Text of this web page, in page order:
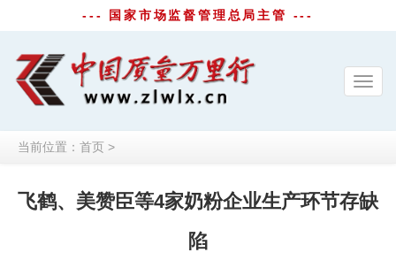
--- 国家市场监督管理总局主管 ---
当前位置： 首页 >
飞鹤、美赞臣等4家奶粉企业生产环节存缺
陷